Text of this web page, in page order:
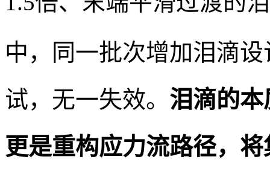
中，同一批次增加泪滴
试，无一失效。 泪滴的
更是重构应力流路径，